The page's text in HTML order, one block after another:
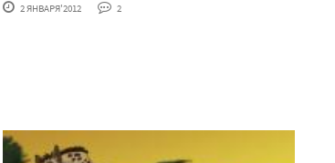
2 ЯНВАРЯ'2012 2